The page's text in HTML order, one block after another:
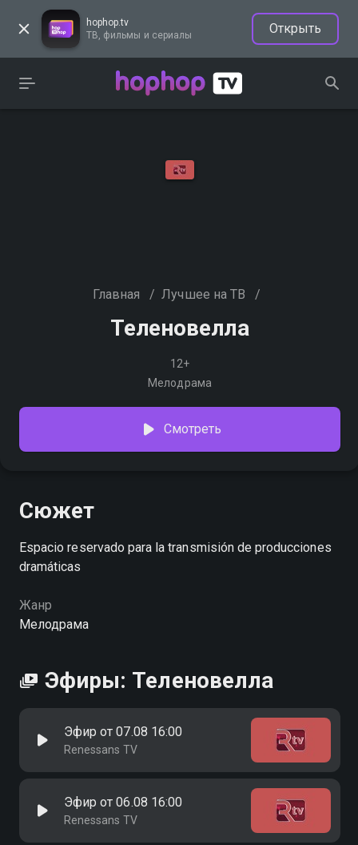
hophop.tv
ТВ, фильмы и сериалы
Открыть
Главная / Лучшее на ТВ /
Теленовелла
12+
Мелодрама
Смотреть
Сюжет
Espacio reservado para la transmisión de producciones
dramáticas
Жанр
Мелодрама
Эфиры: Теленовелла
Эфир от 07.08 16:00
Renessans TV
Эфир от 06.08 16:00
Renessans TV